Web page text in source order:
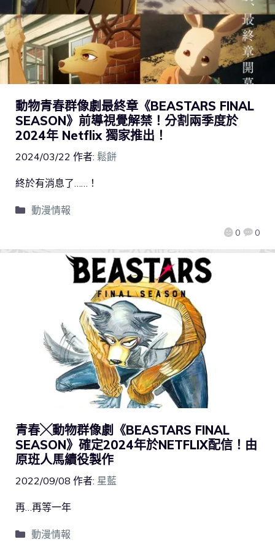
動物青春群像劇最終章《BEASTARS FINAL
SEASON》前導視覺解禁！分割兩季度於
2024年 Netflix 獨家推出！
2024/03/22 作者: 鬆餅
0 0
終於有消息了……！
動漫情報
青春╳動物群像劇《BEASTARS FINAL
SEASON》確定2024年於NETFLIX配信！由
原班人馬續役製作
2022/09/08 作者: 星藍
再…再等一年
動漫情報